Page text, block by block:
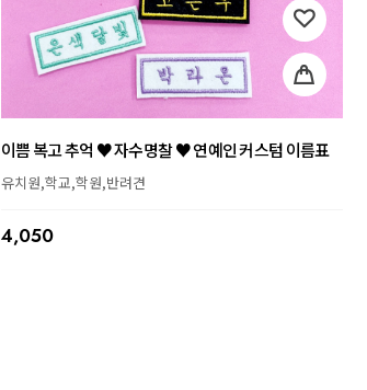
이쁨 복고 추억 ♥ 자수명찰 ♥ 연예인 커스텀 이름표
유치원,학교,학원,반려견
4,050